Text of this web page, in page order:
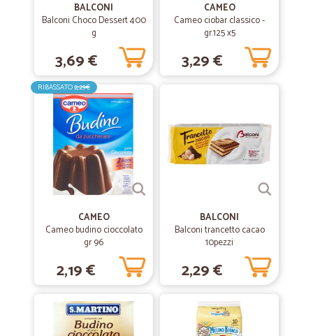
BALCONI
Balconi Choco Dessert 400
g
3,69 €
CAMEO
Cameo ciobar classico -
gr.125 x5
3,29 €
RIBASSATO2,29€
CAMEO
Cameo budino cioccolato
gr 96
2,19 €
BALCONI
Balconi trancetto cacao
10pezzi
2,29 €